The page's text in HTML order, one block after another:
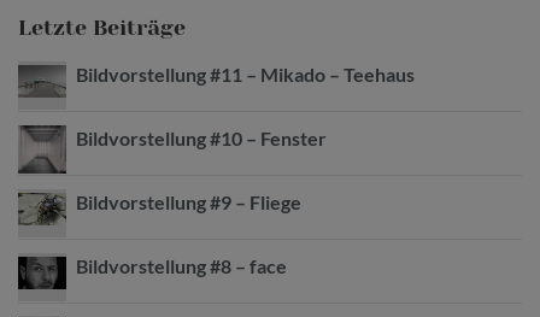
Letzte Beiträge
Bildvorstellung #11 – Mikado – Teehaus
Bildvorstellung #10 – Fenster
Bildvorstellung #9 – Fliege
Bildvorstellung #8 – face